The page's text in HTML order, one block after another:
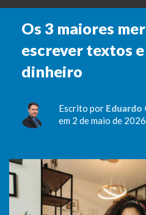
Os 3 maiores
escrever textos
dinheiro
Escrito por Eduardo
em 2 de maio de 2026